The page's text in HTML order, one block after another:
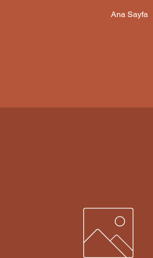
Ana Sayfa